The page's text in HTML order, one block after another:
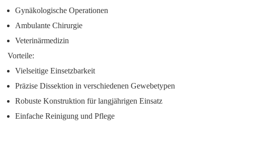
Gynäkologische Operationen
Ambulante Chirurgie
Veterinärmedizin
Vorteile:
Vielseitige Einsetzbarkeit
Präzise Dissektion in verschiedenen Gewebetypen
Robuste Konstruktion für langjährigen Einsatz
Einfache Reinigung und Pflege